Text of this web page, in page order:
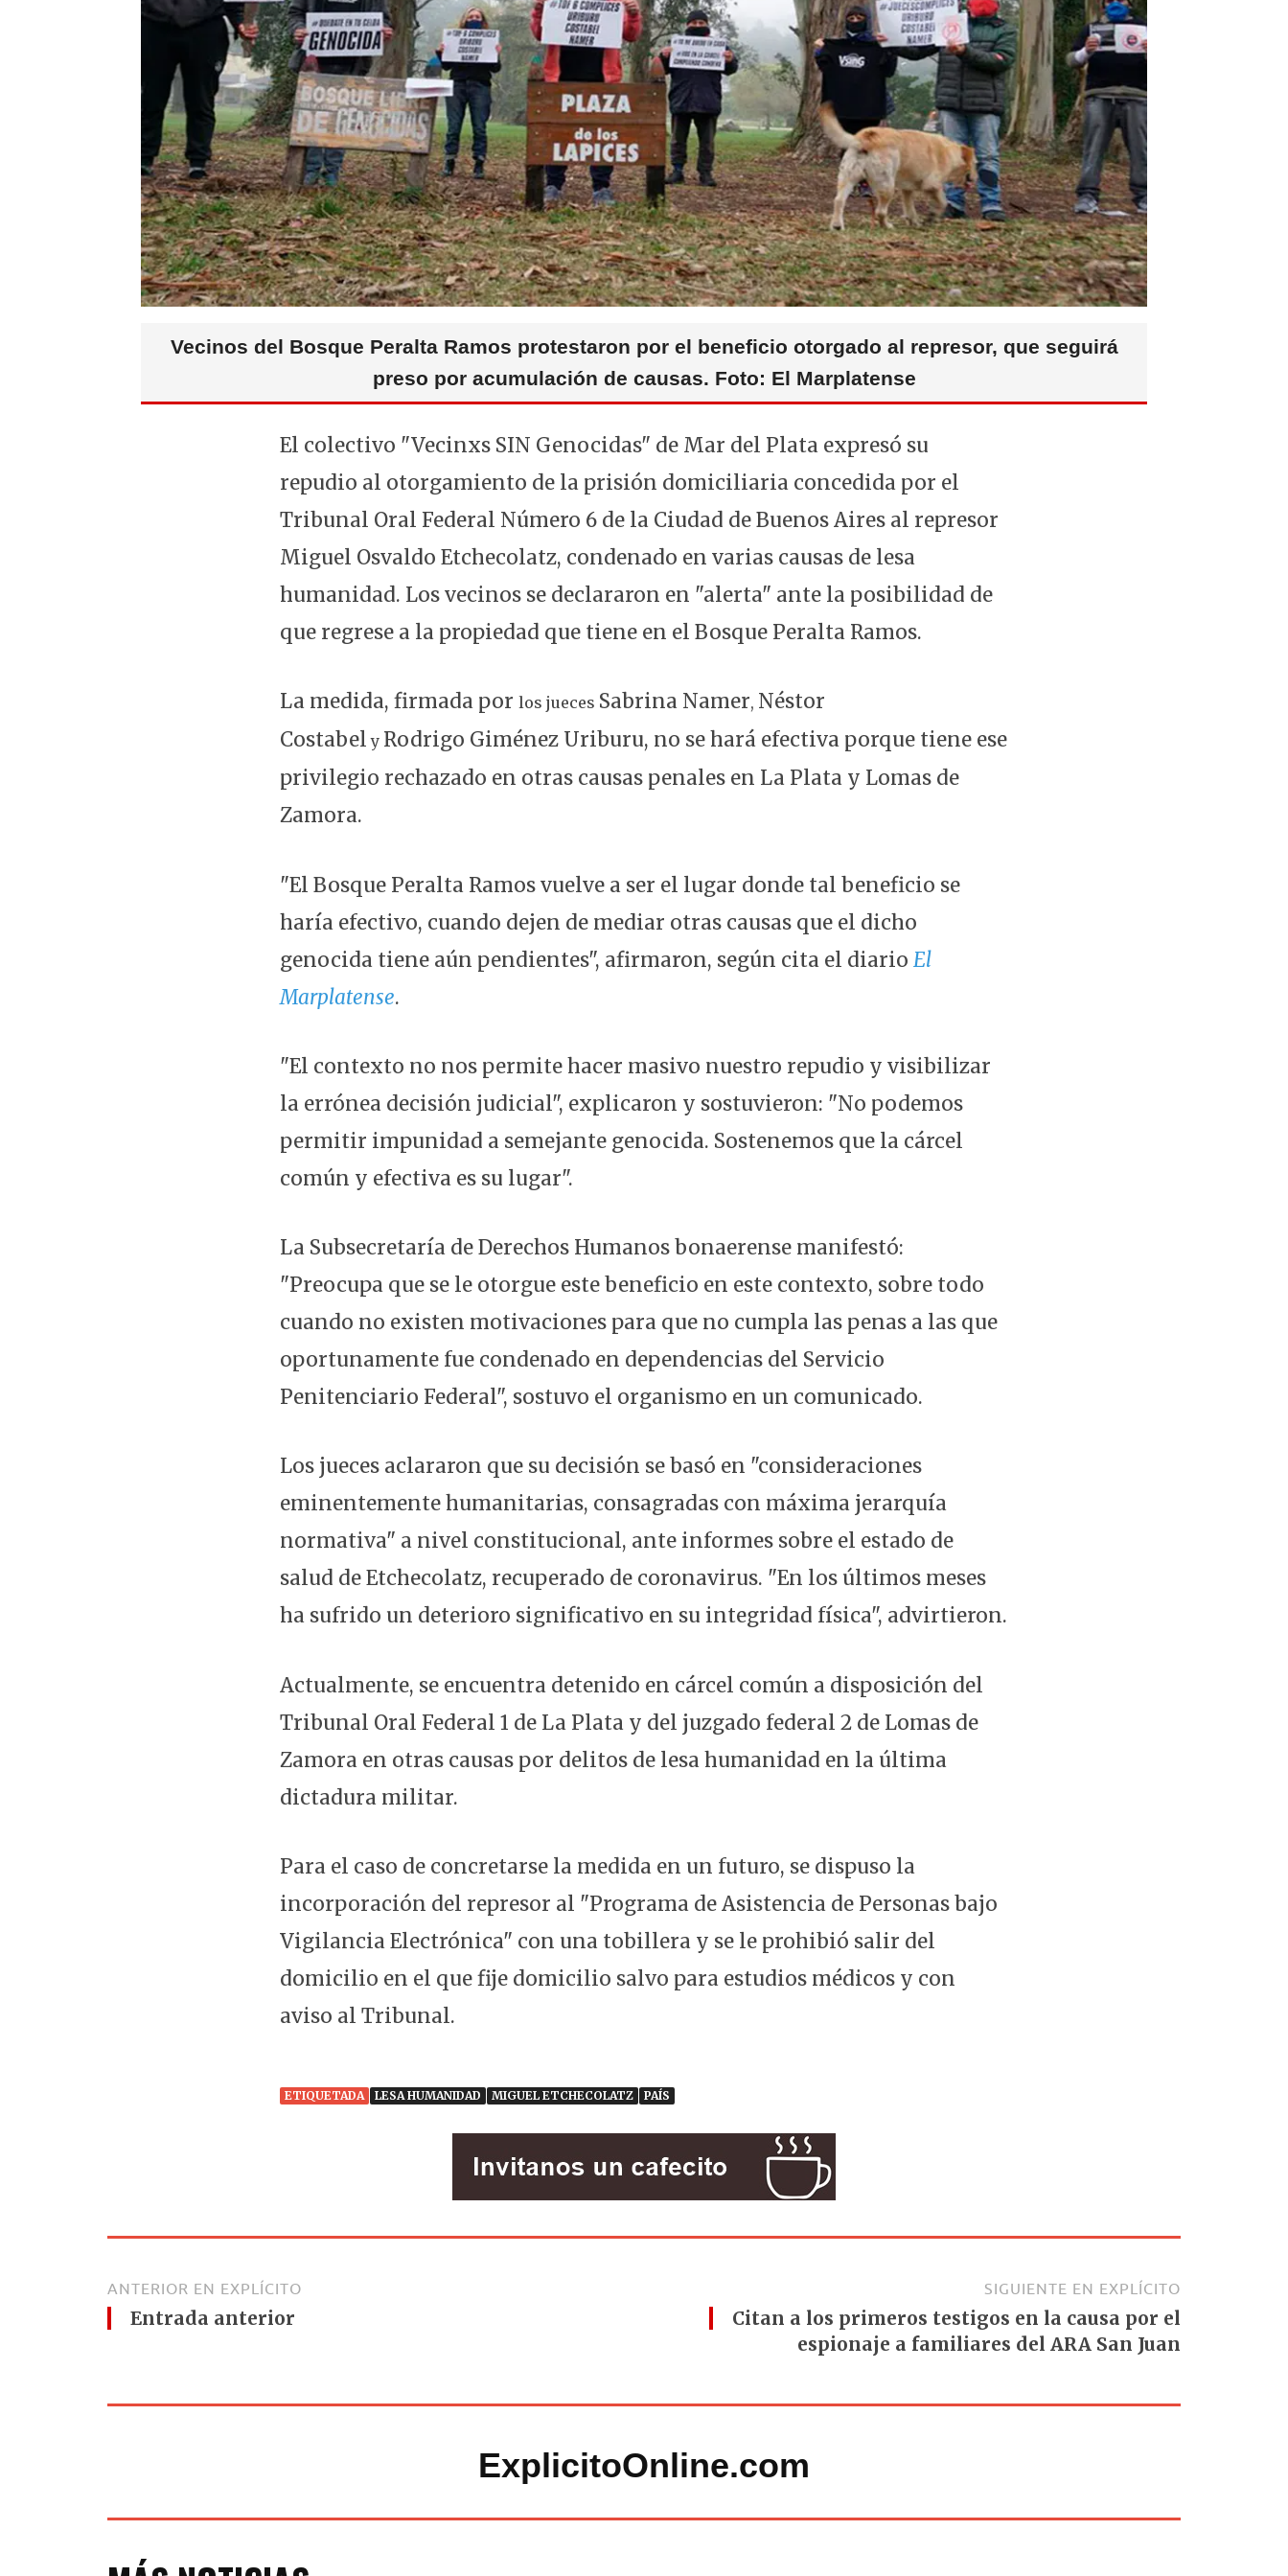
Vecinos del Bosque Peralta Ramos protestaron por el beneficio otorgado al represor, que seguirá
preso por acumulación de causas. Foto: El Marplatense
El colectivo "Vecinxs SIN Genocidas" de Mar del Plata expresó su
repudio al otorgamiento de la prisión domiciliaria concedida por el
Tribunal Oral Federal Número 6 de la Ciudad de Buenos Aires al represor
Miguel Osvaldo Etchecolatz, condenado en varias causas de lesa
humanidad. Los vecinos se declararon en "alerta" ante la posibilidad de
que regrese a la propiedad que tiene en el Bosque Peralta Ramos.
La medida, firmada por los jueces Sabrina Namer, Néstor
Costabel y Rodrigo Giménez Uriburu, no se hará efectiva porque tiene ese
privilegio rechazado en otras causas penales en La Plata y Lomas de
Zamora.
"El Bosque Peralta Ramos vuelve a ser el lugar donde tal beneficio se
haría efectivo, cuando dejen de mediar otras causas que el dicho
genocida tiene aún pendientes", afirmaron, según cita el diario El
Marplatense.
"El contexto no nos permite hacer masivo nuestro repudio y visibilizar
la errónea decisión judicial", explicaron y sostuvieron: "No podemos
permitir impunidad a semejante genocida. Sostenemos que la cárcel
común y efectiva es su lugar".
La Subsecretaría de Derechos Humanos bonaerense manifestó:
"Preocupa que se le otorgue este beneficio en este contexto, sobre todo
cuando no existen motivaciones para que no cumpla las penas a las que
oportunamente fue condenado en dependencias del Servicio
Penitenciario Federal", sostuvo el organismo en un comunicado.
Los jueces aclararon que su decisión se basó en "consideraciones
eminentemente humanitarias, consagradas con máxima jerarquía
normativa" a nivel constitucional, ante informes sobre el estado de
salud de Etchecolatz, recuperado de coronavirus. "En los últimos meses
ha sufrido un deterioro significativo en su integridad física", advirtieron.
Actualmente, se encuentra detenido en cárcel común a disposición del
Tribunal Oral Federal 1 de La Plata y del juzgado federal 2 de Lomas de
Zamora en otras causas por delitos de lesa humanidad en la última
dictadura militar.
Para el caso de concretarse la medida en un futuro, se dispuso la
incorporación del represor al "Programa de Asistencia de Personas bajo
Vigilancia Electrónica" con una tobillera y se le prohibió salir del
domicilio en el que fije domicilio salvo para estudios médicos y con
aviso al Tribunal.
ETIQUETADA LESA HUMANIDAD MIGUEL ETCHECOLATZ PAÍS
ANTERIOR EN EXPLÍCITO
Entrada anterior
SIGUIENTE EN EXPLÍCITO
Citan a los primeros testigos en la causa por el
espionaje a familiares del ARA San Juan
ExplicitoOnline.com